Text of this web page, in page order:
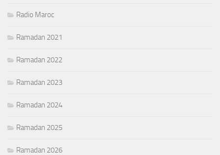
Radio Maroc
Ramadan 2021
Ramadan 2022
Ramadan 2023
Ramadan 2024
Ramadan 2025
Ramadan 2026